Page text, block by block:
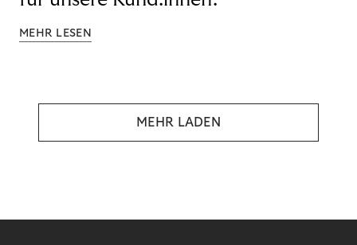
MEHR LESEN
MEHR LADEN